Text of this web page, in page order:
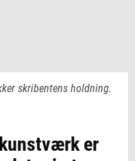
skribentens holdning.
er